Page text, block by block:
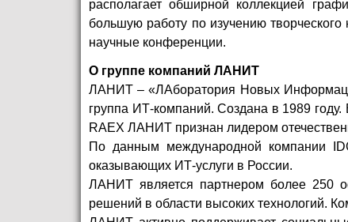
располагает обширной коллекцией
большую работу по изучению творческого
научные конференции.
О группе компаний ЛАНИТ
ЛАНИТ – «ЛАборатория Новых
группа ИТ-компаний. Создана в 1989 году.
RAEX ЛАНИТ признан лидером
По данным международной компании
оказывающих ИТ-услуги в России.
ЛАНИТ является партнером более 250
решений в области высоких технологий.